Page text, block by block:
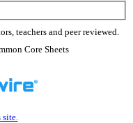
teachers and peer reviewed.
Core Sheets